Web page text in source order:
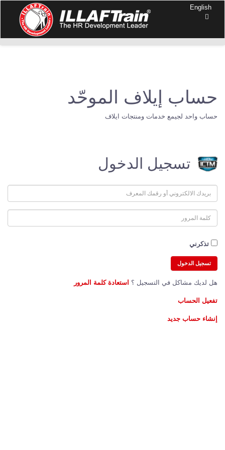
English
حساب إيلاف الموحّد
حساب واحد لجيمع خدمات ومنتجات ايلاف
تسجيل الدخول
تذكرني
هل لديك مشاكل في التسجيل ؟ استعادة كلمة المرور
تفعيل الحساب
إنشاء حساب جديد